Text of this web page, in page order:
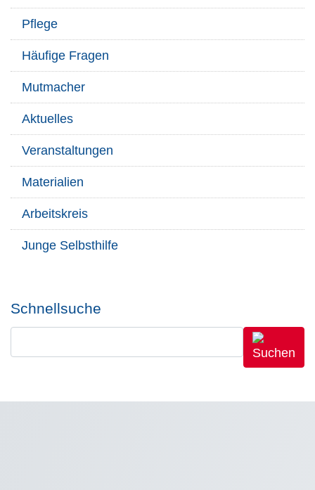
Pflege
Häufige Fragen
Mutmacher
Aktuelles
Veranstaltungen
Materialien
Arbeitskreis
Junge Selbsthilfe
Schnellsuche